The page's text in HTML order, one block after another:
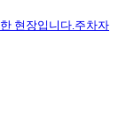
현장입니다.주차자